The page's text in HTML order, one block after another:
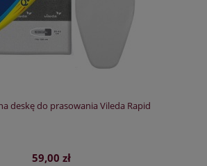
deskę do prasowania Vileda Rapid
59,00 zł